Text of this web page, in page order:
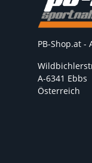
PB-Shop.at -
A-6341 Ebbs
Österreich